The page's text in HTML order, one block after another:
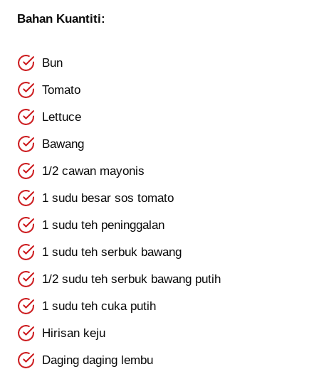
Bahan Kuantiti:
Bun
Tomato
Lettuce
Bawang
1/2 cawan mayonis
1 sudu besar sos tomato
1 sudu teh peninggalan
1 sudu teh serbuk bawang
1/2 sudu teh serbuk bawang putih
1 sudu teh cuka putih
Hirisan keju
Daging daging lembu